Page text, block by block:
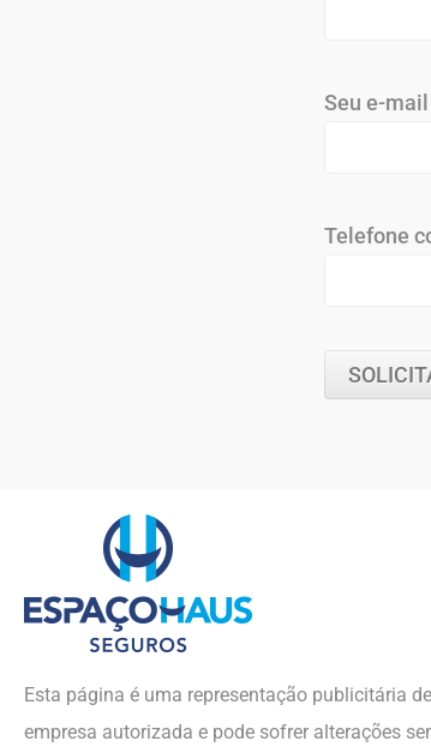
Seu e-
Telefone
Esta página é uma representação publicitária
empresa autorizada e pode sofrer alterações